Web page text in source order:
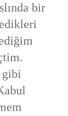
bir
gibi